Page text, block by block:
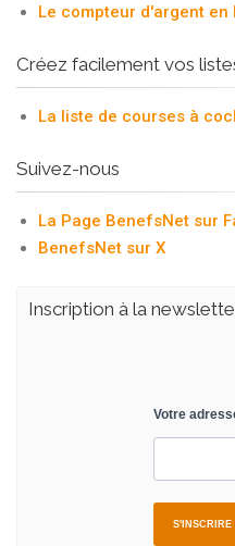
Le compteur d'argent en
Créez facilement vos
La liste de courses à
Suivez-nous
La Page BenefsNet sur
BenefsNet sur X
Inscription à la